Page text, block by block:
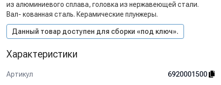
из алюминиевого сплава, головка из нержавеющей стали.
Вал- кованная сталь. Керамические плунжеры.
Данный товар доступен для сборки «под ключ».
Характеристики
Артикул
6920001500